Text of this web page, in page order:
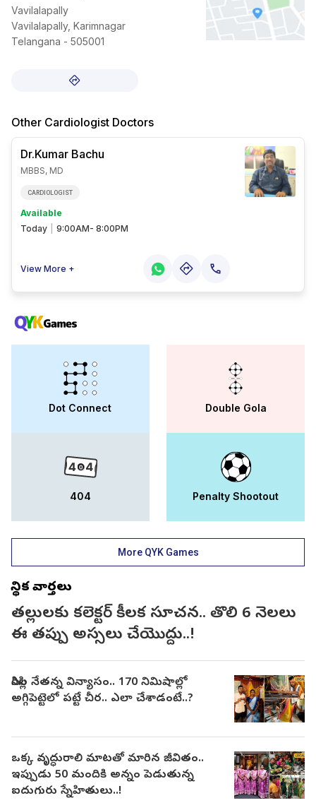
Vavilalapally
Vavilalapally, Karimnagar
Telangana - 505001
Other Cardiologist Doctors
Dr.Kumar Bachu
MBBS, MD
CARDIOLOGIST
Available
Today
9:00AM- 8:00PM
View More +
Dot Connect Double Gola
404 Penalty Shootout
More QYK Games
స్థానిక వార్తలు
తల్లులకు కలెక్టర్ కీలక సూచన.. తొలి 6 నెలలు
ఈ తప్పు అస్సలు చేయొద్దు..!
సిరిసిల్ల నేతన్న విన్యాసం.. 170 నిమిషాల్లో
అగ్గిపెట్టెలో పట్టే చీర.. ఎలా చేశాడంటే..?
ఒక్క వృద్ధురాలి మాటతో మారిన జీవితం..
ఇప్పుడు 50 మందికి అన్నం పెడుతున్న
ఐదుగురు స్నేహితులు..!